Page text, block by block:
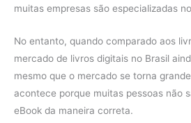
muitas empresas são especializadas
No entanto, quando comparado aos
mercado de livros digitais no Brasil
mesmo que o mercado se torna
acontece porque muitas pessoas não
eBook da maneira correta.